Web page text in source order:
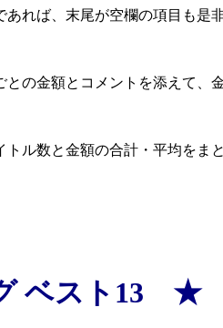
れば、末尾が空欄の項目も是
の金額とコメントを添えて、
ル数と金額の合計・平均をま
ベスト13 ★